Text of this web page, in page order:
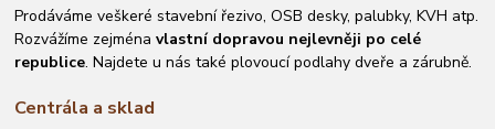
Prodáváme veškeré stavební řezivo, OSB desky, palubky, KVH atp.
Rozvážíme zejménavlastní dopravou nejlevněji po celé
republice. Najdete u nás také plovoucí podlahy dveře a zárubně.
Centrála a sklad